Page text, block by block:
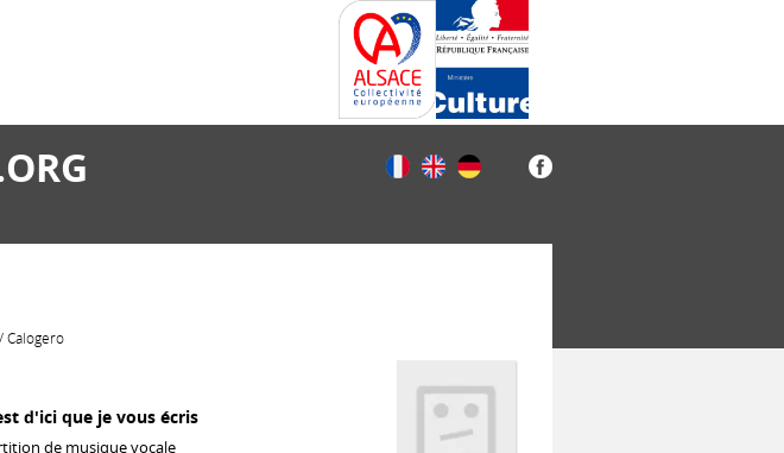
Calogero
d'ici que je vous écris
de musique vocale